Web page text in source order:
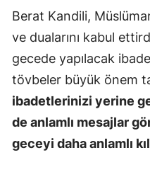
Berat Kandili,
ve dualarını kabul
gecede yapılacak
tövbeler büyük önem
ibadetlerinizi yerine
de anlamlı mesajlar
geceyi daha anlamlı